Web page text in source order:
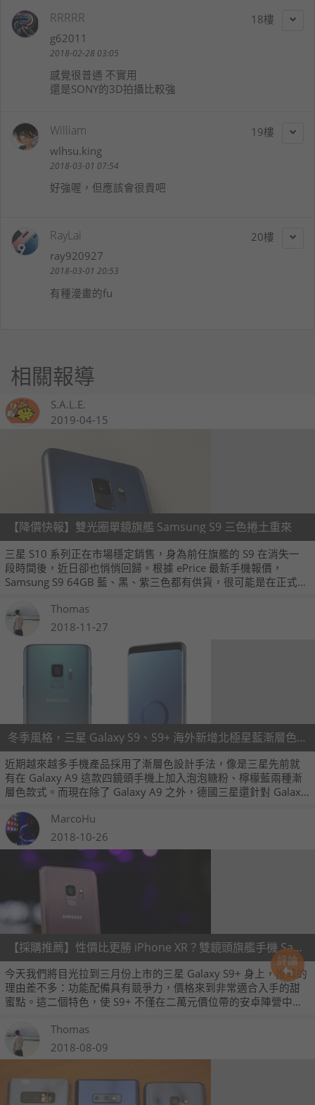
評論
18
RRRRR
g62011
2018-02-28 03:05
感覺很普通 不實用
還是SONY的3D拍攝比較強
19
William
wlhsu.king
2018-03-01 07:54
好強喔，但應該會很貴吧
20
RayLai
ray920927
2018-03-01 20:53
有種漫畫的fu
相關報導
S.A.L.E.
2019-04-15
【降價快報】雙光圈單鏡旗艦 Samsung S9 三色捲土重來
三星 S10 系列正在市場穩定銷售，身為前任旗艦的 S9 在消失一
段時間後，近日卻也悄悄回歸。根據 ePrice 最新手機報價，
Samsung S9 64GB 藍、黑、紫三色都有供貨，很可能是在正式引
Thomas
2018-11-27
冬季風格，三星 Galaxy S9、S9+ 海外新增北極星藍漸層色款式
近期越來越多手機產品採用了漸層色設計手法，像是三星先前就
有在 Galaxy A9 這款四鏡頭手機上加入泡泡糖粉、檸檬藍兩種漸
層色款式。而現在除了 Galaxy A9 之外，德國三星還針對 Galaxy
費者、預計 12 月在德國上市，至於台灣的上市計劃目前未定。
MarcoHu
2018-10-26
【採購推薦】性價比更勝 iPhone XR？雙鏡頭旗艦手機 Samsung S9+入手價超甜！
今天我們將目光拉到三月份上市的三星 Galaxy S9+ 身上，推薦的
理由差不多：功能配備具有競爭力，價格來到非常適合入手的甜
蜜點。這二個特色，使 S9+ 不僅在二萬元價位帶的安卓陣營中具
Thomas
2018-08-09